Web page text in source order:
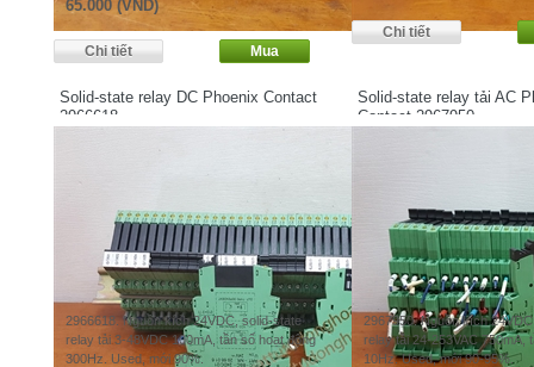
65.000 (VND)
Solid-state relay DC Phoenix Contact
2966618
2966618. Nguồn kích 24VDC, solid-state
relay tải 3-48VDC 100mA, tần số hoạt động
300Hz. Used, mới 90%.
Solid-state relay tải AC
Contact 2967950
2967950. Nguồn kích
relay tải 24-253VAC 750mA,
10Hz. Used, mới 90-95%.